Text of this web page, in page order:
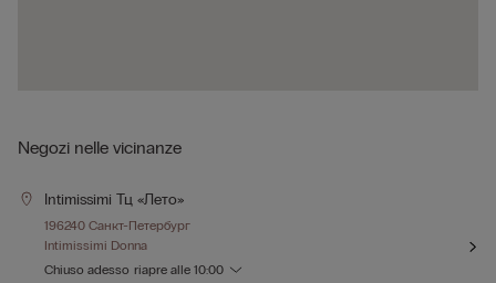
Negozi nelle vicinanze
Intimissimi Тц «лето»
196240 Санкт-Петербург
Intimissimi Donna
Chiuso adesso riapre alle 10:00